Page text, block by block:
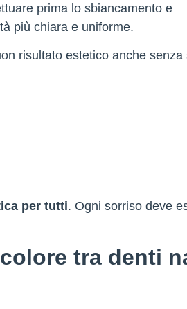
prima lo sbiancamento e
più chiara e uniforme.
risultato estetico anche senza
per tutti. Ogni sorriso deve
tra denti